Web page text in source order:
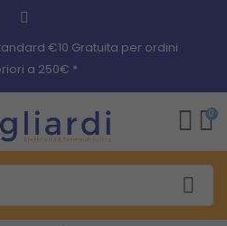
€10 Gratuita per ordini
a 250€ *
0